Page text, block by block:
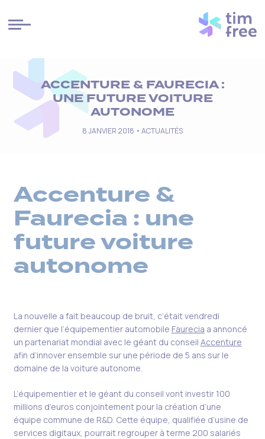
ACCENTURE & FAURECIA :
UNE FUTURE VOITURE
AUTONOME
8 JANVIER 2018 • ACTUALITÉS
Accenture &
Faurecia : une
future voiture
autonome
La nouvelle a fait beaucoup de bruit, c’était vendredi
dernier que l’équipementier automobile Faurecia a annoncé
un partenariat mondial avec le géant du conseil Accenture
afin d’innover ensemble sur une période de 5 ans sur le
domaine de la voiture autonome.
L’équipementier et le géant du conseil vont investir 100
millions d’euros conjointement pour la création d’une
équipe commune de R&D. Cette équipe, qualifiée d’usine de
services digitaux, pourrait regrouper à terme 200 salariés